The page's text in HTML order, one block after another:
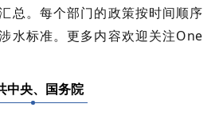
总。每个部门的政策按时间顺序
水标准。更多内容欢迎关注One
中央、国务院